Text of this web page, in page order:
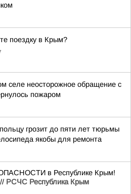
поездку в Крым?
селе неосторожное обращение с
пожаром
грозит до пяти лет тюрьмы
якобы для ремонта
в Республике Крым!
// РСЧС Республика Крым